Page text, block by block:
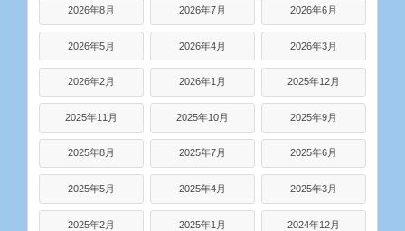
2026年8月 2026年7月 2026年6月
2026年5月 2026年4月 2026年3月
2026年2月 2026年1月 2025年12月
2025年11月 2025年10月 2025年9月
2025年8月 2025年7月 2025年6月
2025年5月 2025年4月 2025年3月
2025年2月 2025年1月 2024年12月